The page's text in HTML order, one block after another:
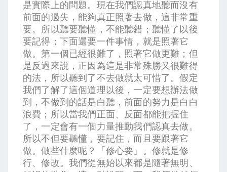
是實際上的問題。現在我們認真地聽而沒有
前面的過失，能夠真正照著去做，這非常重
要。所以聽要聽懂，不能聽錯；聽懂了以後
要記得；下面還要一件事情，就是照著它
做。第一個已經很難了，照著它做更難；但
是反過來說，正因為這是非常殊勝又很難得
的法，所以聽到了不去做就太可惜了。假定
我們了解了這個道理以後，一定要想辦法做
到，不做到的話是白聽，前面的努力是白白
浪費；所以當我們正面、反面都能把握住
了，一定會有一個力量推動我們認真去做。
所以不但要聽懂，要記住，而且要跟著它
做。做些什麼呢？「修心要」。修就是修
行、修改。我們從無始以來都是隨著無明、